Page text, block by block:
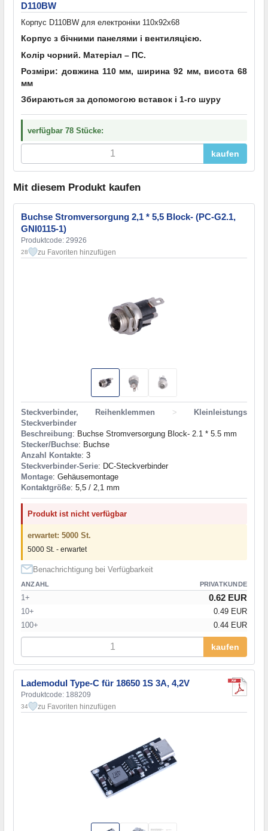
D110BW
Корпус D110BW для електроніки 110х92х68
Корпус з бічними панелями і вентиляцією.
Колір чорний. Матеріал – ПС.
Розміри: довжина 110 мм, ширина 92 мм, висота 68
мм
Збираються за допомогою вставок і 1-го шуру
verfügbar 78 Stücke:
kaufen
Mit diesem Produkt kaufen
Buchse Stromversorgung 2,1 * 5,5 Block- (PC-G2.1,
GNI0115-1)
Produktcode: 29926
28 zu Favoriten hinzufügen
Steckverbinder, Reihenklemmen >
Kleinleistungs
Steckverbinder
Beschreibung: Buchse Stromversorgung Block- 2.1 * 5.5 mm
Stecker/Buchse: Buchse
Anzahl Kontakte: 3
Steckverbinder-Serie: DC-Steckverbinder
Montage: Gehäusemontage
Kontaktgröße: 5,5 / 2,1 mm
Produkt ist nicht verfügbar
erwartet: 5000 St.
5000 St. - erwartet
Benachrichtigung bei Verfügbarkeit
ANZAHL PRIVATKUNDE
1+ 0.62 EUR
10+
0.49 EUR
100+
0.44 EUR
kaufen
Lademodul Type-C für 18650 1S 3A, 4,2V
Produktcode: 188209
34 zu Favoriten hinzufügen